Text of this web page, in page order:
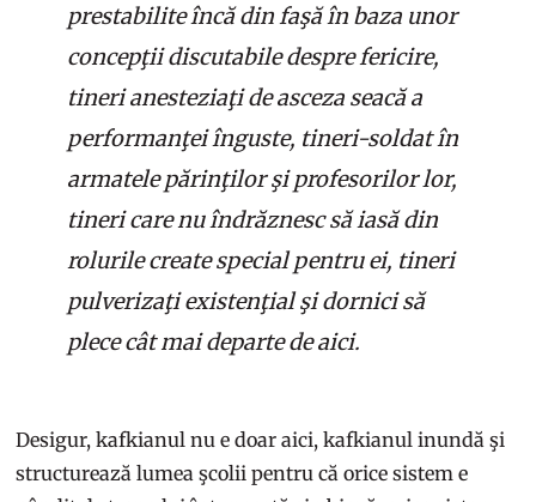
prestabilite încă din faşă în baza unor
concepţii discutabile despre fericire,
tineri anesteziaţi de asceza seacă a
performanţei înguste, tineri-soldat în
armatele părinţilor şi profesorilor lor,
tineri care nu îndrăznesc să iasă din
rolurile create special pentru ei, tineri
pulverizaţi existenţial şi dornici să
plece cât mai departe de aici.
Desigur, kafkianul nu e doar aici, kafkianul inundă şi
structurează lumea şcolii pentru că orice sistem e